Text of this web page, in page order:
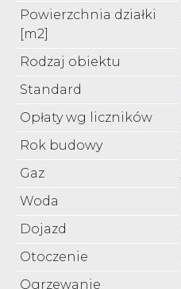
Powierzchnia działki
[m2]
Rodzaj obiektu
Standard
Opłaty wg liczników
Rok budowy
Gaz
Woda
Dojazd
Otoczenie
Ogrzewanie